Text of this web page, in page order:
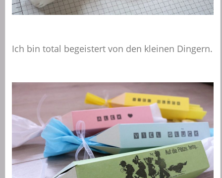
Ich bin total begeistert von den kleinen Dingern.